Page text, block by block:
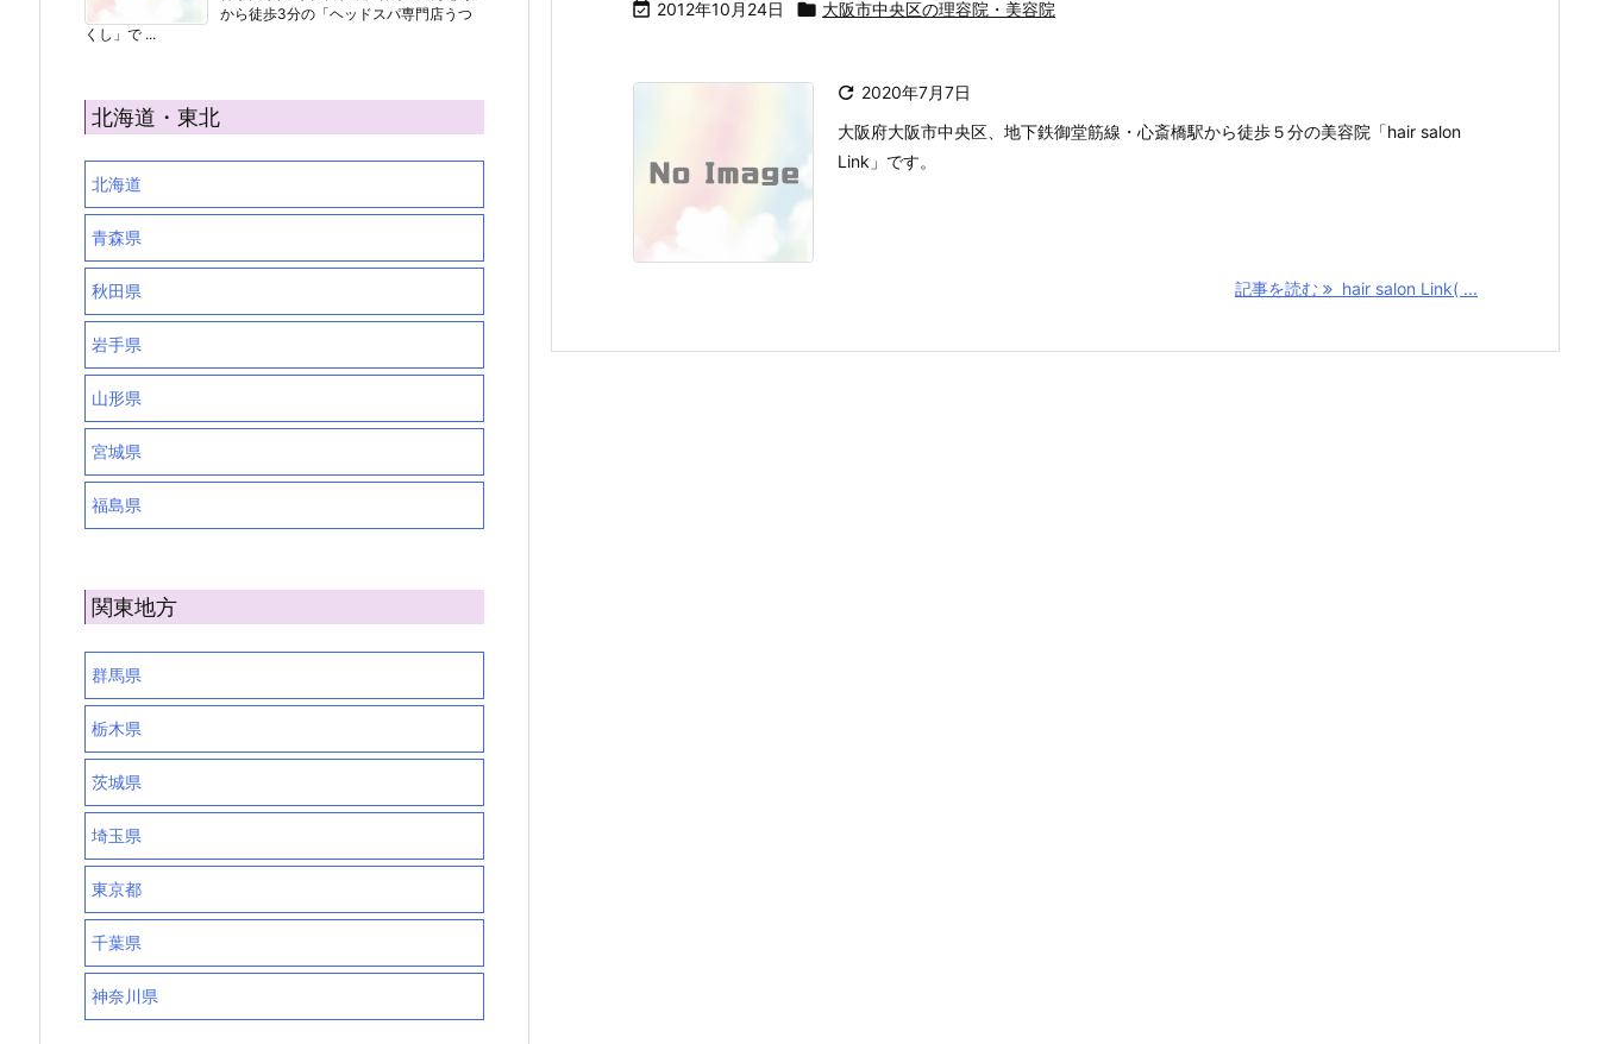
 2012年10月24日  大阪市中央区の理容院・美容院
 2020年7月7日
大阪府大阪市中央区、地下鉄御堂筋線・心斎橋駅から徒歩５分の美容院「hair salon
Link」です。
記事を読む hair salon Link( ...
から徒歩3分の「ヘッドスパ専門店うつ
くし」で ...
北海道・東北
北海道
青森県
秋田県
岩手県
山形県
宮城県
福島県
関東地方
群馬県
栃木県
茨城県
埼玉県
東京都
千葉県
神奈川県